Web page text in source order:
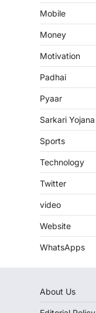
Mobile
Money
Motivation
Padhai
Pyaar
Sarkari Yojana
Sports
Technology
Twitter
video
Website
WhatsApps
About Us